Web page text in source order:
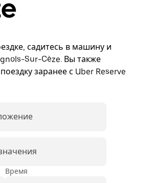
садитесь в машину и
Sur-Cèze. Вы также
заранее с Uber Reserve
Время